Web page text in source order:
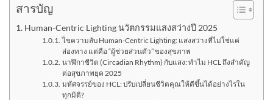
สารบัญ
Human-Centric Lighting นวัตกรรมแสงสว่างปี 2025
ไขความลับ Human-Centric Lighting: แสงสว่างที่ไม่ใช่แค่
ส่องทาง แต่คือ “ผู้ช่วยส่วนตัว” ของสุขภาพ
นาฬิกาชีวิต (Circadian Rhythm) กับแสง: ทำไม HCL ถึงสำคัญ
ต่อสุขภาพยุค 2025
มหัศจรรย์ของ HCL: ปรับเปลี่ยนชีวิตคุณให้ดีขึ้นได้อย่างไรใน
ทุกมิติ?